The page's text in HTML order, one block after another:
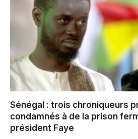
Sénégal : trois chroniqueurs
condamnés à de la prison
président Faye